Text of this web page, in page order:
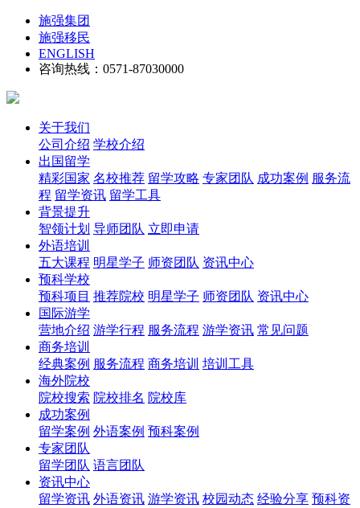
施强集团
施强移民
ENGLISH
咨询热线：0571-87030000
关于我们
公司介绍 学校介绍
出国留学
精彩国家 名校推荐 留学攻略 专家团队 成功案例 服务流
程 留学资讯 留学工具
背景提升
智领计划 导师团队 立即申请
外语培训
五大课程 明星学子 师资团队 资讯中心
预科学校
预科项目 推荐院校 明星学子 师资团队 资讯中心
国际游学
营地介绍 游学行程 服务流程 游学资讯 常见问题
商务培训
经典案例 服务流程 商务培训 培训工具
海外院校
院校搜索 院校排名 院校库
成功案例
留学案例 外语案例 预科案例
专家团队
留学团队 语言团队
资讯中心
留学资讯 外语资讯 游学资讯 校园动态 经验分享 预科资